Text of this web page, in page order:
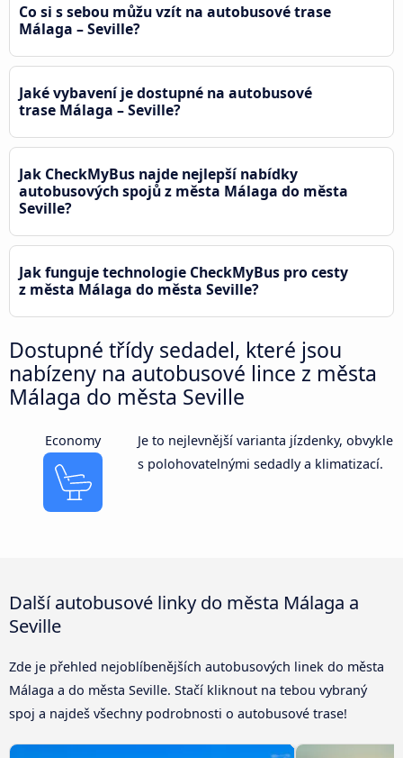
Co si s sebou můžu vzít na autobusové trase
Málaga – Seville?
Jaké vybavení je dostupné na autobusové
trase Málaga – Seville?
Jak CheckMyBus najde nejlepší nabídky
autobusových spojů z města Málaga do města
Seville?
Jak funguje technologie CheckMyBus pro cesty
z města Málaga do města Seville?
Dostupné třídy sedadel, které jsou
nabízeny na autobusové lince z města
Málaga do města Seville
Economy
Je to nejlevnější varianta jízdenky, obvykle
s polohovatelnými sedadly a klimatizací.
Další autobusové linky do města Málaga a
Seville
Zde je přehled nejoblíbenějších autobusových linek do města
Málaga a do města Seville. Stačí kliknout na tebou vybraný
spoj a najdeš všechny podrobnosti o autobusové trase!